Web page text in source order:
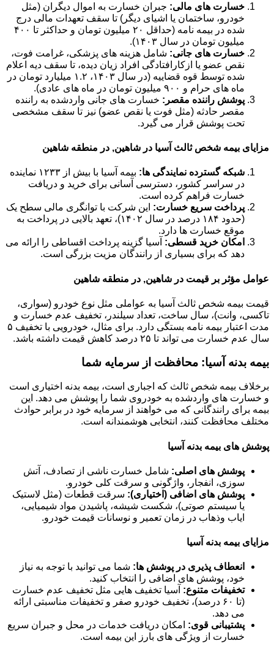
خسارت های مالی: جبران خسارت به اموال دیگران (مثل
خودرو، ساختمان یا اشیای دیگر) تا سقف تعهدات مالی درج
شده در بیمه نامه (حداقل ۲۰ میلیون تومان و حداکثر تا ۴۰۰
میلیون تومان در سال ۱۴۰۳).
خسارت های جانی: شامل هزینه های پزشکی، غرامت فوت،
نقص عضو یا ازکارافتادگی افراد زیان دیده، تا سقف دیه اعلام
شده توسط قوه قضاییه (در سال ۱۴۰۳، ۱.۲ میلیارد تومان در
ماه های حرام و ۹۰۰ میلیون تومان در ماه های عادی).
پوشش راننده مقصر: خسارت های جانی واردشده به راننده
مقصر حادثه (مثل فوت یا نقص عضو) نیز تا سقف مشخصی
تحت پوشش قرار می گیرد.
مزایای بیمه شخص ثالث آسیا در شاهین, در منطقه شاهین
شبکه گسترده نمایندگی ها:
بیمه آسیا با بیش از ۱۲۳۳ نماینده
در سراسر کشور، دسترسی آسانی برای خرید و دریافت
خسارت فراهم کرده است.
پرداخت سریع خسارت: این شرکت با توانگری مالی سطح یک
(حدود ۱۸۴ درصد در سال ۱۴۰۲)، تعهد بالایی در پرداخت به
موقع خسارت ها دارد.
امکان خرید قسطی: آسیا گزینه پرداخت اقساطی را ارائه می
دهد که برای بسیاری از رانندگان مزیت بزرگی است.
عوامل مؤثر بر قیمت در شاهین, در منطقه شاهین
قیمت بیمه شخص ثالث آسیا به عواملی مثل نوع خودرو (سواری،
تاکسی، وانت)، سال ساخت، تعداد سیلندر، تخفیف عدم خسارت و
مدت اعتبار بیمه نامه بستگی دارد. برای مثال، خودرویی با تخفیف ۵
سال عدم خسارت می تواند تا ۲۵ درصد کاهش قیمت داشته باشد.
بیمه بدنه آسیا: محافظت از سرمایه شما
برخلاف بیمه شخص ثالث که اجباری است، بیمه بدنه اختیاری است
و خسارت های واردشده به خودروی شما را پوشش می دهد. این
بیمه برای رانندگانی که می خواهند از سرمایه خود در برابر حوادث
مختلف محافظت کنند، انتخابی هوشمندانه است.
پوشش های بیمه بدنه آسیا
پوشش های اصلی: شامل خسارت ناشی از تصادف، آتش
سوزی، انفجار، واژگونی و سرقت کلی خودرو.
پوشش های اضافی (اختیاری): سرقت قطعات (مثل لاستیک
یا سیستم صوتی)، شکست شیشه، پاشیدن مواد شیمیایی،
ایاب وذهاب در زمان تعمیر و نوسانات قیمت خودرو.
مزایای بیمه بدنه آسیا
انعطاف پذیری در پوشش ها: شما می توانید با توجه به نیاز
خود، پوشش های اضافی را انتخاب کنید.
تخفیفات متنوع: آسیا تخفیف هایی مثل تخفیف عدم خسارت
(تا ۶۰ درصد)، تخفیف خودرو صفر و تخفیفات مناسبتی ارائه
می دهد.
پشتیبانی قوی: امکان دریافت خدمات در محل و جبران سریع
خسارت از ویژگی های بارز این بیمه است.